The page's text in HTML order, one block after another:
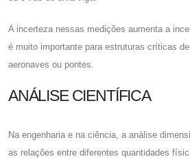
A incerteza nessas medições aumenta a
é muito importante para estruturas críticas
aeronaves ou pontes.
ANÁLISE CIENTÍFICA
Na engenharia e na ciência, a análise
as relações entre diferentes quantidades